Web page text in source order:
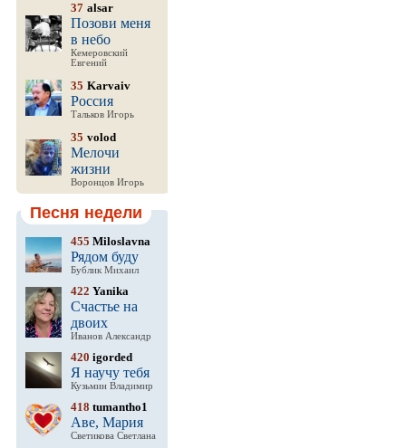
37 alsar
Позови меня
в небо
Кемеровский
Евгений
35 Karvaiv
Россия
Тальков Игорь
35 volod
Мелочи
жизни
Воронцов Игорь
Песня недели
455 Miloslavna
Рядом буду
Бублик Михаил
422 Yanika
Счастье на
двоих
Иванов Александр
420 igorded
Я научу тебя
Кузьмин Владимир
418 tumantho1
Аве, Мария
Светикова Светлана